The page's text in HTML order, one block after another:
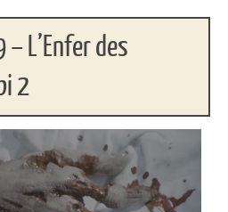
L’Enfer des
2